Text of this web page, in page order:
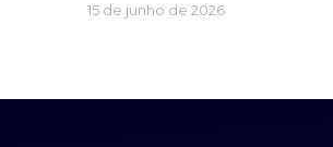
15 de junho de 2026